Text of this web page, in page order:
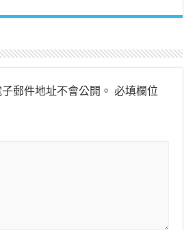
郵件地址不會公開。 必填欄位